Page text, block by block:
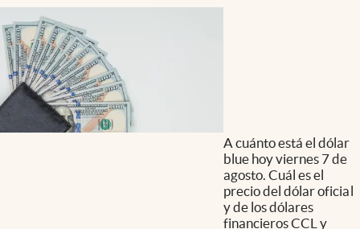
A cuánto está el dólar
blue hoy viernes 7 de
agosto. Cuál es el
precio del dólar oficial
y de los dólares
financieros CCL y